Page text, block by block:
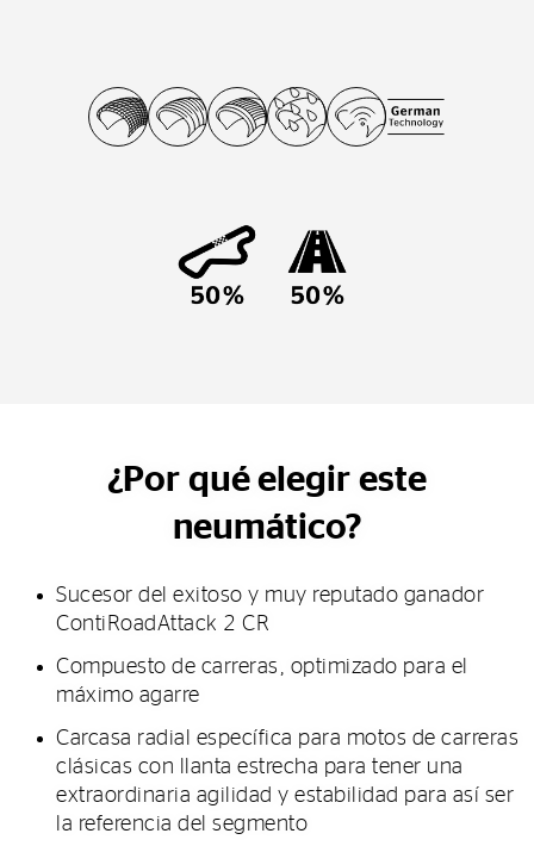
¿Por qué elegir este
neumático?
Sucesor del exitoso y muy reputado ganador
ContiRoadAttack 2 CR
Compuesto de carreras, optimizado para el
máximo agarre
Carcasa radial específica para motos de carreras
clásicas con llanta estrecha para tener una
extraordinaria agilidad y estabilidad para así ser
la referencia del segmento